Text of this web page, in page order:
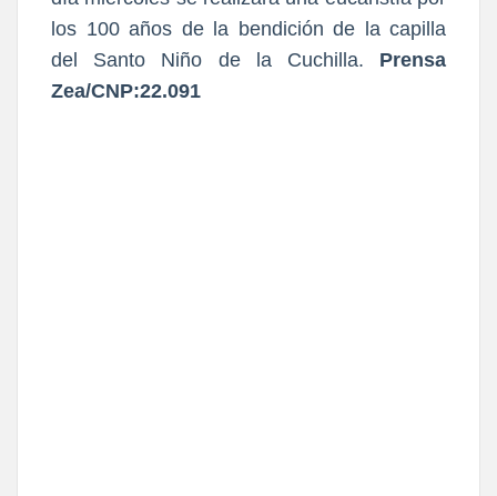
los 100 años de la bendición de la capilla
del Santo Niño de la Cuchilla. Prensa
Zea/CNP:22.091